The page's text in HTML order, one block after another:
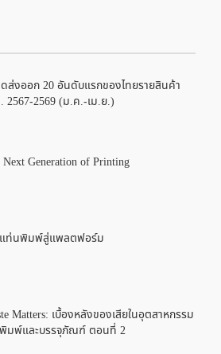
ส่งออก 20 อันดับแรกของไทยรายสินค้า
2567-2569 (ม.ค.-เม.ย.)
Next Generation of Printing
ท่นพิมพ์สู่แพลตฟอร์ม
Matters: เบื้องหลังของเสียในอุตสาหกรรม
มพ์และบรรจุภัณฑ์ ตอนที่ 2